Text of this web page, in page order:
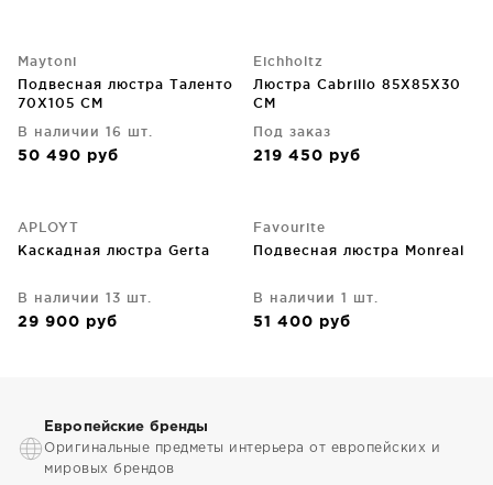
Maytoni
Подвесная люстра Таленто
70X105 CM
В наличии 16 шт.
50 490 руб
Eichholtz
Люстра Cabrillo 85X85X30
CM
Под заказ
219 450 руб
APLOYT
Каскадная люстра Gerta
В наличии 13 шт.
29 900 руб
Favourite
Подвесная люстра Monreal
В наличии 1 шт.
51 400 руб
Европейские бренды
Оригинальные предметы интерьера от европейских и
мировых брендов